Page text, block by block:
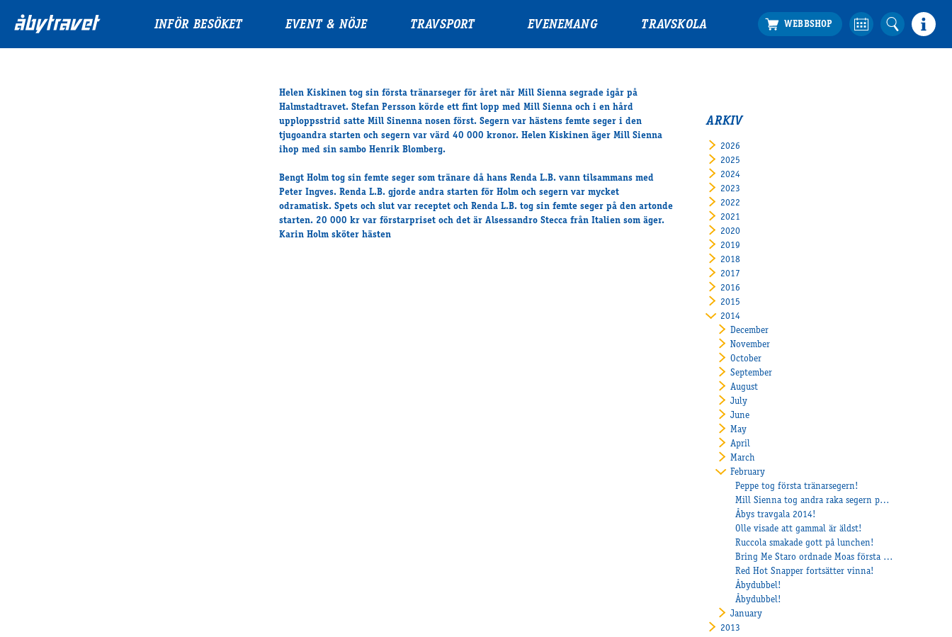
INFÖR BESÖKET EVENT & NÖJE TRAVSPORT EVENEMANG TRAVSKOLA
Helen Kiskinen tog sin första tränarseger för året när Mill Sienna segrade igår på
Halmstadtravet. Stefan Persson körde ett fint lopp med Mill Sienna och i en hård
upploppsstrid satte Mill Sinenna nosen först. Segern var hästens femte seger i den
tjugoandra starten och segern var värd 40 000 kronor. Helen Kiskinen äger Mill Sienna
ihop med sin sambo Henrik Blomberg.
Bengt Holm tog sin femte seger som tränare då hans Renda L.B. vann tilsammans med
Peter Ingves. Renda L.B. gjorde andra starten för Holm och segern var mycket
odramatisk. Spets och slut var receptet och Renda L.B. tog sin femte seger på den artonde
starten. 20 000 kr var förstarpriset och det är Alsessandro Stecca från Italien som äger.
Karin Holm sköter hästen
ARKIV
2026
2025
2024
2023
2022
2021
2020
2019
2018
2017
2016
2015
2014
December
November
October
September
August
July
June
May
April
March
February
Peppe tog första tränarsegern!
Mill Sienna tog andra raka segern på Halmstad.
Åbys travgala 2014!
Olle visade att gammal är äldst!
Ruccola smakade gott på lunchen!
Bring Me Staro ordnade Moas första seger!
Red Hot Snapper fortsätter vinna!
Åbydubbel!
Åbydubbel!
January
2013